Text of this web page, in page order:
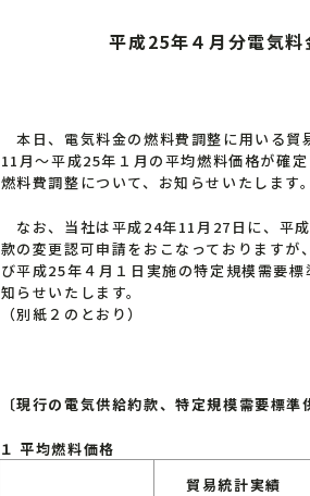
平成25年４月分電気
本日、電気料金の燃料費調整に用いる
11月～平成25年１月の平均燃料価格が確
燃料費調整について、お知らせいたします
なお、当社は平成24年11月27日に、平
款の変更認可申請をおこなっております
び平成25年４月１日実施の特定規模需要
知らせいたします。
（別紙２のとおり）
〔現行の電気供給約款、特定規模需要標
１ 平均燃料価格
貿易統計実績